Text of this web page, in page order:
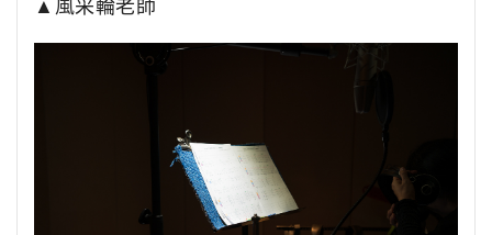
▲風采輪老師